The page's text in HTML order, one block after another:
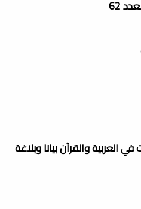
62
العربية والقرآن بيانا وبلاغة